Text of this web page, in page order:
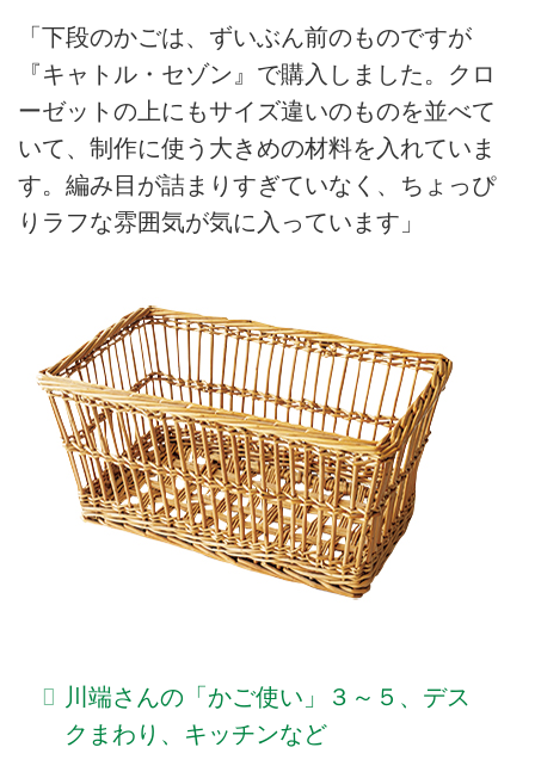
「下段のかごは、ずいぶん前のものですが
『キャトル・セゾン』で購入しました。クロ
ーゼットの上にもサイズ違いのものを並べて
いて、制作に使う大きめの材料を入れていま
す。編み目が詰まりすぎていなく、ちょっぴ
りラフな雰囲気が気に入っています」
川端さんの「かご使い」３～５、デス
クまわり、キッチンなど